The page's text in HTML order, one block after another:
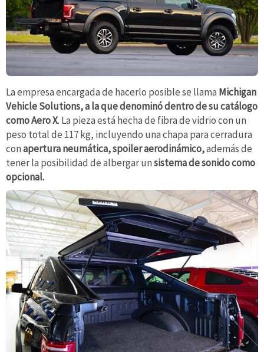
La empresa encargada de hacerlo posible se llama Michigan
Vehicle Solutions,a la que denominó dentro de su catálogo
como Aero X. La pieza está hecha de fibra de vidrio con un
peso total de 117 kg, incluyendo una chapa para cerradura
conapertura neumática, spoiler aerodinámico,además de
tener la posibilidad de albergar unsistema de sonido como
opcional.